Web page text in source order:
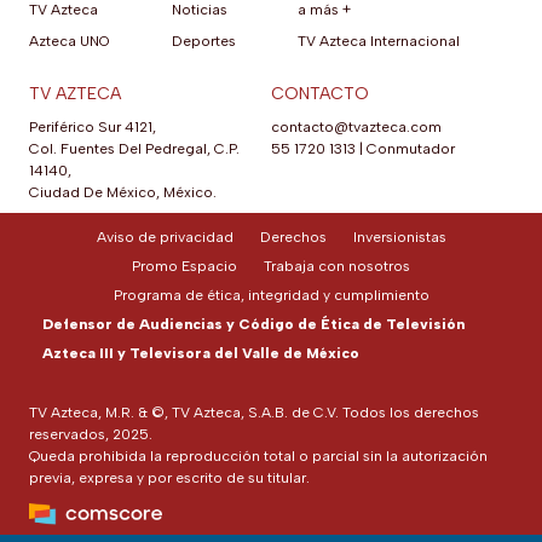
TV Azteca
Azteca UNO
Noticias
Deportes
a más +
TV Azteca Internacional
TV AZTECA
Periférico Sur 4121,
Col. Fuentes Del Pedregal, C.P.
14140,
Ciudad De México, México.
CONTACTO
contacto@tvazteca.com
55 1720 1313
Conmutador
TV Azteca, M.R. & ©, TV Azteca, S.A.B. de C.V. Todos los derechos
reservados, 2025.
Queda prohibida la reproducción total o parcial sin la autorización
previa, expresa y por escrito de su titular.
Aviso de privacidad Derechos
Inversionistas
Promo Espacio
Trabaja con nosotros
Programa de ética, integridad y cumplimiento
Defensor de Audiencias y Código de Ética de Televisión
Azteca III y Televisora del Valle de México